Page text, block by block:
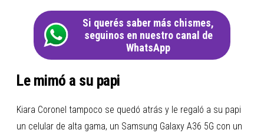
Si querés saber más chismes,
seguinos en nuestro canal de
WhatsApp
Le mimó a su papi
Kiara Coronel tampoco se quedó atrás y le regaló a su papi
un celular de alta gama, un Samsung Galaxy A36 5G con un